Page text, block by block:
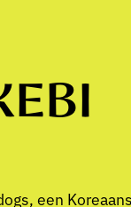
een